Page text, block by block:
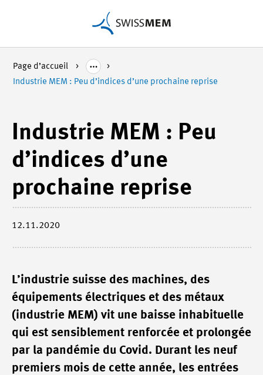
Page d’accueil
Industrie MEM : Peu d’indices d’une prochaine reprise
Industrie MEM : Peu
d’indices d’une
prochaine reprise
12.11.2020
L’industrie suisse des machines, des
équipements électriques et des métaux
(industrie MEM) vit une baisse inhabituelle
qui est sensiblement renforcée et prolongée
par la pandémie du Covid. Durant les neuf
premiers mois de cette année, les entrées